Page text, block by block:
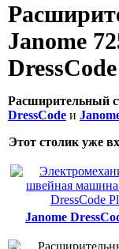
Janome
Расширительный
DressCode и
Этот столик уже
Janome